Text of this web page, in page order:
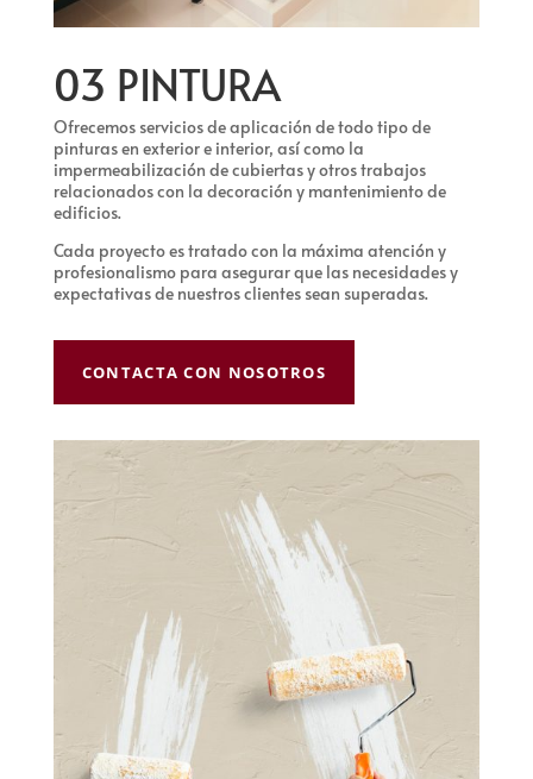
03 PINTURA
Ofrecemos servicios de aplicación de todo tipo de
pinturas en exterior e interior, así como la
impermeabilización de cubiertas y otros trabajos
relacionados con la decoración y mantenimiento de
edificios.
Cada proyecto es tratado con la máxima atención y
profesionalismo para asegurar que las necesidades y
expectativas de nuestros clientes sean superadas.
CONTACTA CON NOSOTROS